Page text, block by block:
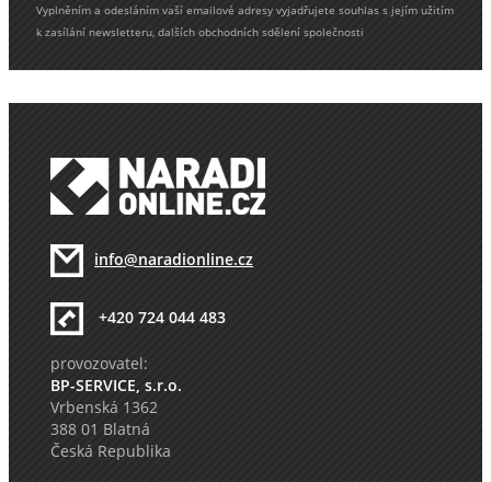
Vyplněním a odesláním vaší emailové adresy vyjadřujete souhlas s jejím užitím
k zasílání newsletteru, dalších obchodních sdělení společnosti
info@naradionline.cz
+420 724 044 483
provozovatel:
BP-SERVICE, s.r.o.
Vrbenská 1362
388 01 Blatná
Česká Republika